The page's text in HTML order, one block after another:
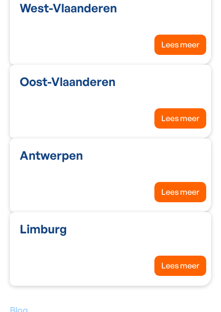
West-Vlaanderen
Lees meer
Oost-Vlaanderen
Lees meer
Antwerpen
Lees meer
Limburg
Lees meer